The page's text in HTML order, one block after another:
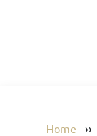
Home ››